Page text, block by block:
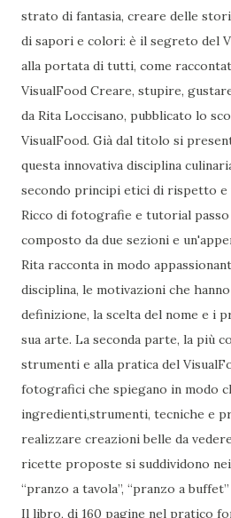
strato di fantasia, creare delle
di sapori e colori: è il segreto del
alla portata di tutti, come
VisualFood Creare, stupire,
da Rita Loccisano, pubblicato lo
VisualFood. Già dal titolo si
questa innovativa disciplina
secondo principi etici di rispetto e
Ricco di fotografie e tutorial passo
composto da due sezioni e
Rita racconta in modo
disciplina, le motivazioni che
definizione, la scelta del nome e i
sua arte. La seconda parte, la più
strumenti e alla pratica del
fotografici che spiegano in modo
ingredienti,strumenti, tecniche e
realizzare creazioni belle da
ricette proposte si suddividono
“pranzo a tavola”, “pranzo a
Il libro, di 160 pagine nel pratico